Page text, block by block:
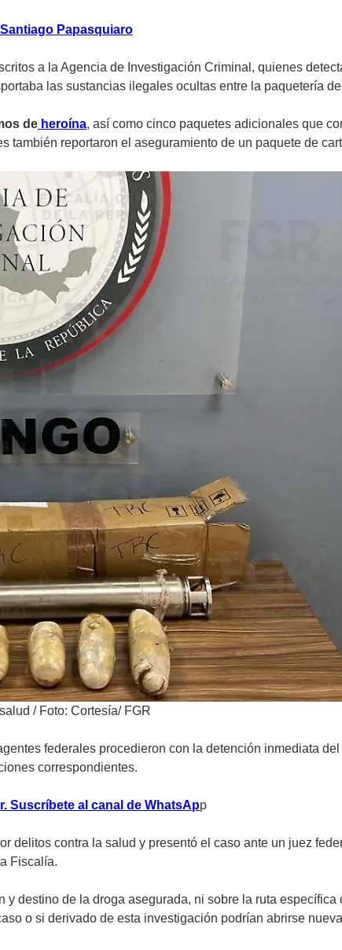
Papasquiaro
a la Agencia de Investigación Criminal, quienes
las sustancias ilegales ocultas entre la paquetería
de heroína, así como cinco paquetes adicionales que
reportaron el aseguramiento de un paquete de
/ Foto: Cortesía/ FGR
federales procedieron con la detención inmediata
correspondientes.
Suscríbete al canal de WhatsApp
delitos contra la salud y presentó el caso ante un juez
Fiscalía.
destino de la droga asegurada, ni sobre la ruta
o si derivado de esta investigación podrían abrirse